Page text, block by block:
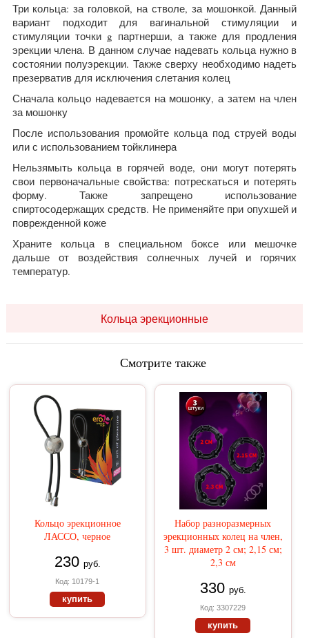
Три кольца: за головкой, на стволе, за мошонкой. Данный
вариант подходит для вагинальной стимуляции и
стимуляции точки g партнерши, а также для продления
эрекции члена. В данном случае надевать кольца нужно в
состоянии полуэрекции. Также сверху необходимо надеть
презерватив для исключения слетания колец
Сначала кольцо надевается на мошонку, а затем на член
за мошонку
После использования промойте кольца под струей воды
или с использованием тойклинера
Нельзямыть кольца в горячей воде, они могут потерять
свои первоначальные свойства: потрескаться и потерять
форму. Также запрещено использование
спиртосодержащих средств. Не применяйте при опухшей и
поврежденной коже
Храните кольца в специальном боксе или мешочке
дальше от воздействия солнечных лучей и горячих
температур.
Кольца эрекционные
Смотрите также
Кольцо эрекционное
ЛАССО, черное
230 руб.
Код: 10179-1
купить
Набор разноразмерных
эрекционных колец на член,
3 шт. диаметр 2 см; 2,15 см;
2,3 см
330 руб.
Код: 3307229
купить